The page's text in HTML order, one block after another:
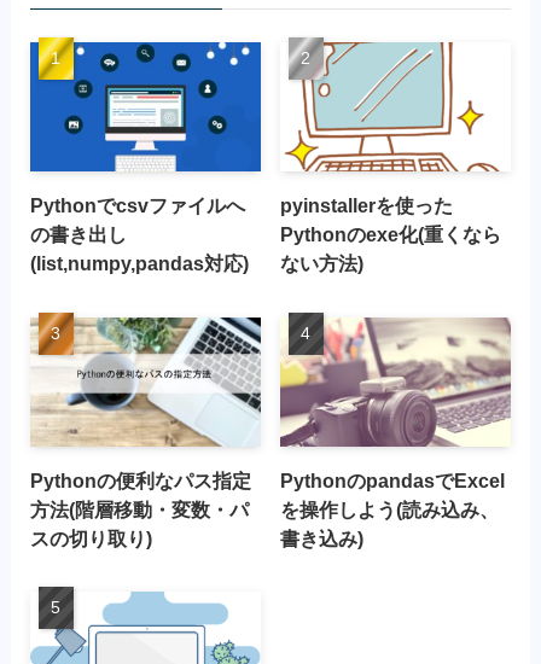
Pythonでcsvファイルへ
の書き出し
(list,numpy,pandas対応)
pyinstallerを使った
Pythonのexe化(重くなら
ない方法)
Pythonの便利なパス指定
方法(階層移動・変数・パ
スの切り取り)
PythonのpandasでExcel
を操作しよう(読み込み、
書き込み)